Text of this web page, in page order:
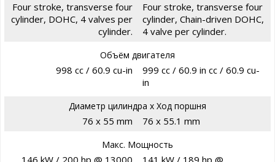
Four stroke, transverse four
cylinder, DOHC, 4 valves per
cylinder.
Four stroke, transverse four
cylinder, Chain-driven DOHC,
4 valve per cylinder.
Объём двигателя
998 cc / 60.9 cu-in
999 cc / 60.9 in cc / 60.9 cu-
in
Диаметр цилиндра х Ход поршня
76 x 55 mm 76 x 55.1 mm
Макс. Мощность